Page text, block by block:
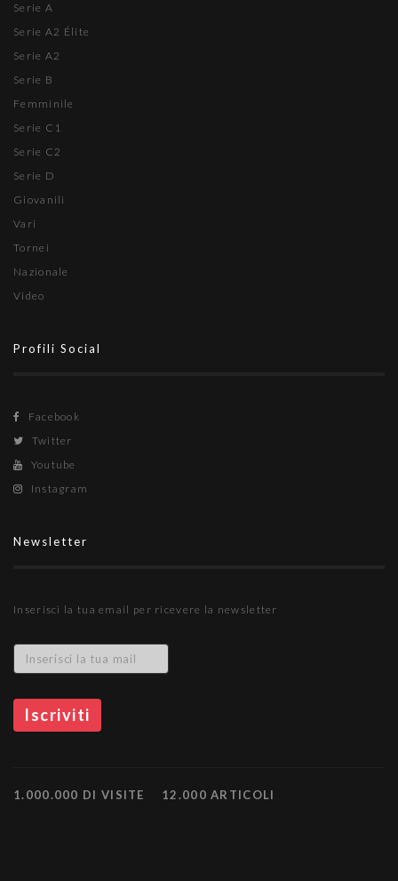
Serie A
Serie A2 Élite
Serie A2
Serie B
Femminile
Serie C1
Serie C2
Serie D
Giovanili
Vari
Tornei
Nazionale
Video
Profili Social
Facebook
Twitter
Youtube
Instagram
Newsletter
Inserisci la tua email per ricevere la newsletter
1.000.000 DI VISITE 12.000 ARTICOLI